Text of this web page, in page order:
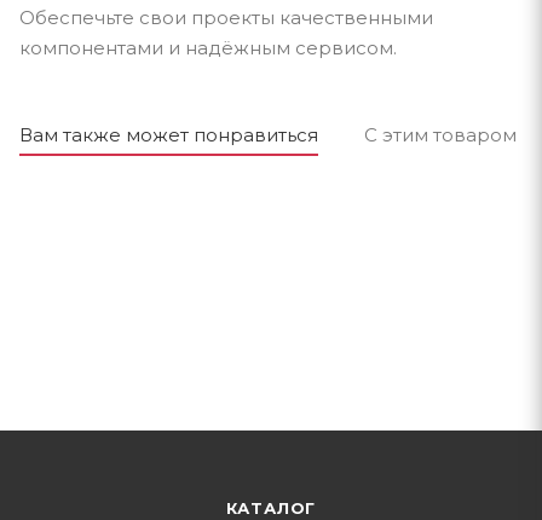
Обеспечьте свои проекты качественными
компонентами и надёжным сервисом.
Вам также может понравиться С этим товаром
КАТАЛОГ